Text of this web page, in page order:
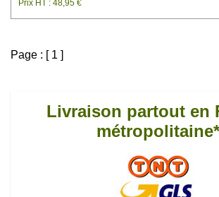
Prix HT : 48,95 €
Page : [ 1 ]
Livraison partout en
métropolitaine*